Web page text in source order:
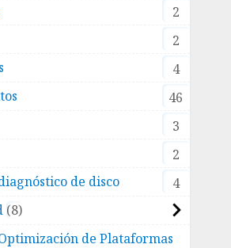
2
2
4
46
3
2
de disco
4
8
de Plataformas